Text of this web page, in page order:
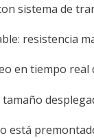
sistema de
resistencia
en tiempo
está